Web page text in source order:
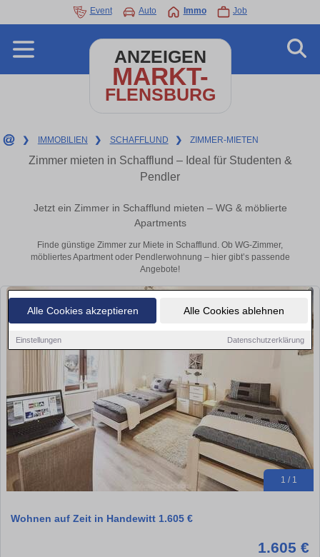
Alle Cookies akzeptieren Alle Cookies ablehnen
Einstellungen Datenschutzerklärung
Event Auto Immo Job
ANZEIGEN
MARKT-
FLENSBURG
❯ IMMOBILIEN ❯ SCHAFFLUND ❯ ZIMMER-MIETEN
Zimmer mieten in Schafflund – Ideal für Studenten &
Pendler
Jetzt ein Zimmer in Schafflund mieten – WG & möblierte
Apartments
Finde günstige Zimmer zur Miete in Schafflund. Ob WG-Zimmer,
möbliertes Apartment oder Pendlerwohnung – hier gibt’s passende
Angebote!
1 / 1
Wohnen auf Zeit in Handewitt 1.605 €
1.605 €